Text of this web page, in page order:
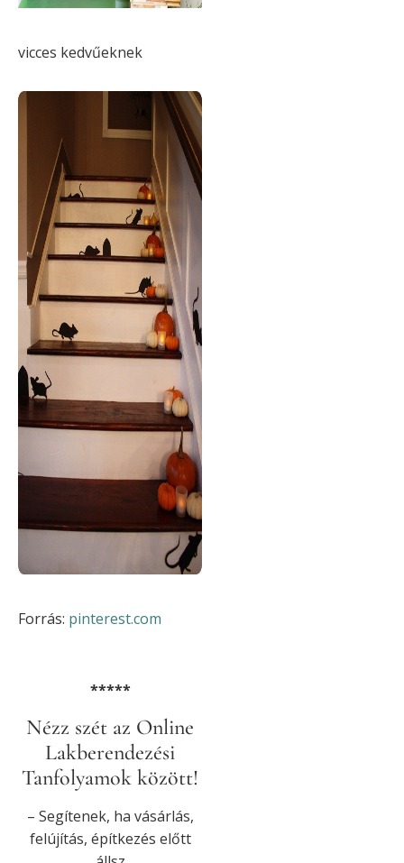
vicces kedvűeknek
Forrás: pinterest.com
*****
Nézz szét az Online
Lakberendezési
Tanfolyamok között!
– Segítenek, ha vásárlás,
felújítás, építkezés előtt